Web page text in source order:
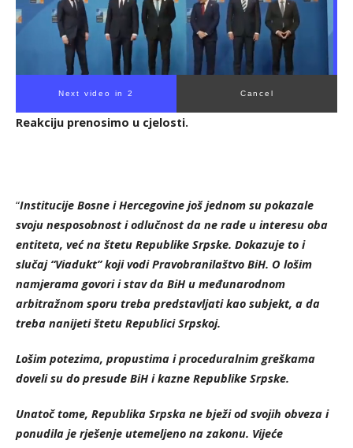
Next video in 1 Cancel
Reakciju prenosimo u cjelosti.
“Institucije Bosne i Hercegovine još jednom su pokazale
svoju nesposobnost i odlučnost da ne rade u interesu oba
entiteta, već na štetu Republike Srpske. Dokazuje to i
slučaj “Viadukt” koji vodi Pravobranilaštvo BiH. O lošim
namjerama govori i stav da BiH u međunarodnom
arbitražnom sporu treba predstavljati kao subjekt, a da
treba nanijeti štetu Republici Srpskoj.
Lošim potezima, propustima i proceduralnim greškama
doveli su do presude BiH i kazne Republike Srpske.
Unatoč tome, Republika Srpska ne bježi od svojih obveza i
ponudila je rješenje utemeljeno na zakonu. Vijeće